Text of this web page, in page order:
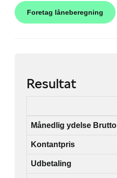
Resultat
Månedlig ydelse Brutto
Kontantpris
Udbetaling